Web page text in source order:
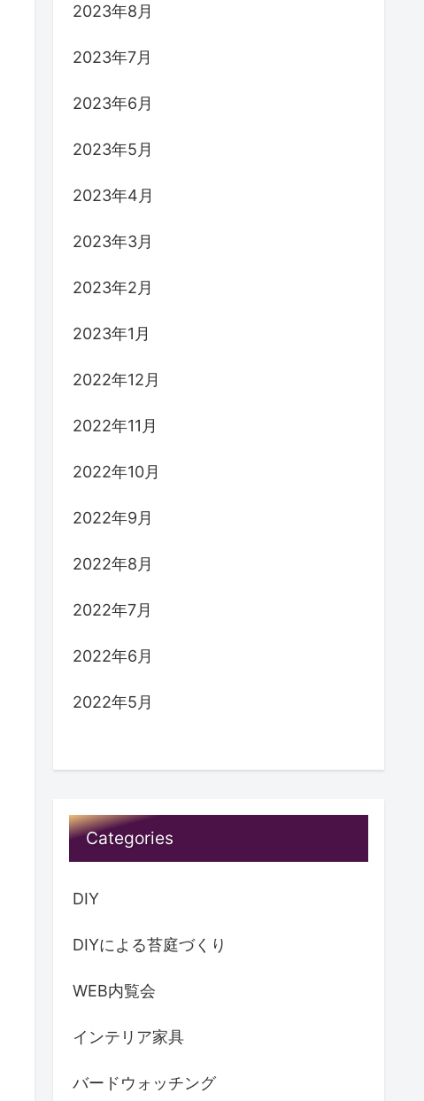
2023年8月
2023年7月
2023年6月
2023年5月
2023年4月
2023年3月
2023年2月
2023年1月
2022年12月
2022年11月
2022年10月
2022年9月
2022年8月
2022年7月
2022年6月
2022年5月
Categories
DIY
DIYによる苔庭づくり
WEB内覧会
インテリア家具
バードウォッチング